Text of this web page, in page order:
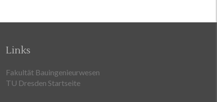
Links
Fakultät Bauingenieurwesen
TU Dresden Startseite